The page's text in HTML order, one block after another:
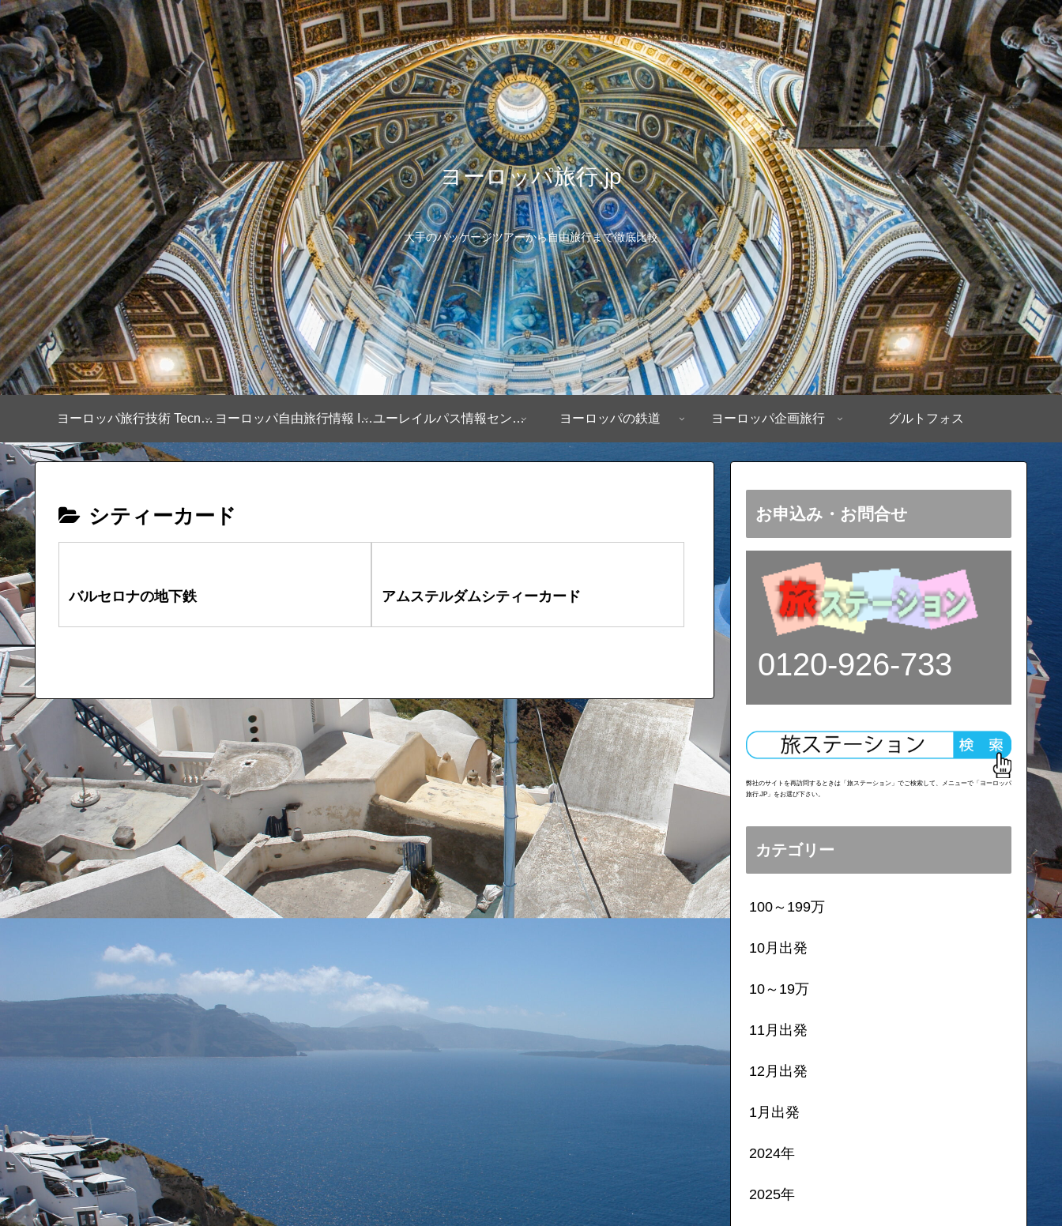
ヨーロッパ旅行.jp
大手のパッケージツアーから自由旅行まで徹底比較
ヨーロッパ旅行技術 Tecnique ヨーロッパ自由旅行情報 Infomation ユーレイルパス情報センター ヨーロッパの鉄道 ヨーロッパ企画旅行 グルトフォス
シティーカード
バルセロナの地下鉄 アムステルダムシティーカード
お申込み・お問合せ
0120-926-733
弊社のサイトを再訪問するときは「旅ステーション」でご検索して、メニューで「ヨーロッパ
旅行.JP」をお選び下さい。
カテゴリー
100～199万
10月出発
10～19万
11月出発
12月出発
1月出発
2024年
2025年